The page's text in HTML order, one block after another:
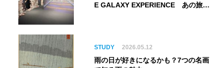
E GALAXY EXPERIENCE あの旅
ム】
STUDY 2026.05.12
雨の日が好きになるかも？7つの名画